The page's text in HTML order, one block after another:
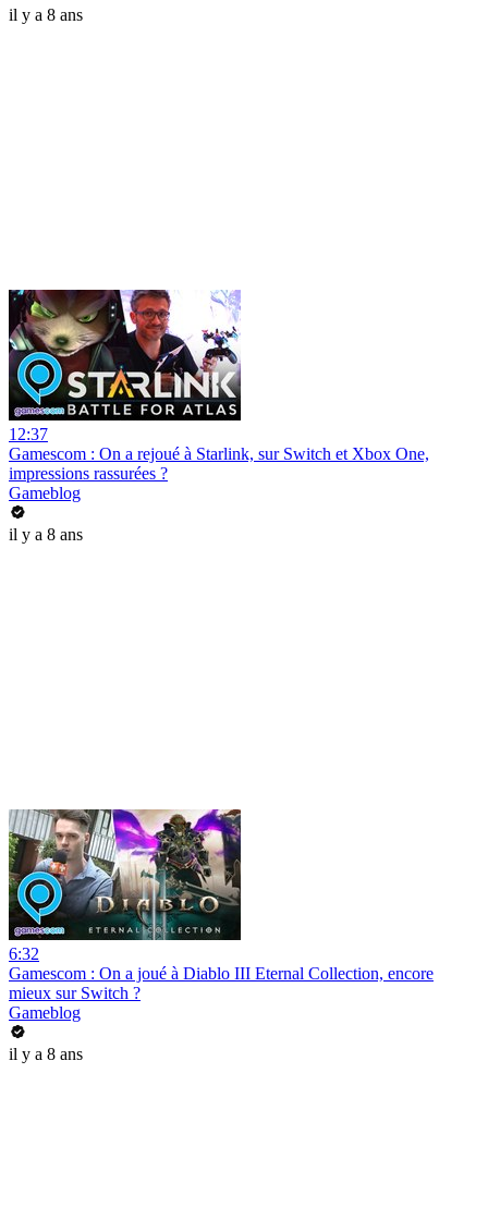
il y a 8 ans
12:37
Gamescom : On a rejoué à Starlink, sur Switch et Xbox One,
impressions rassurées ?
Gameblog
il y a 8 ans
6:32
Gamescom : On a joué à Diablo III Eternal Collection, encore
mieux sur Switch ?
Gameblog
il y a 8 ans